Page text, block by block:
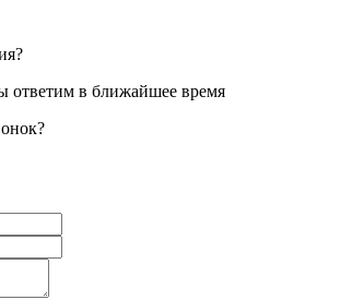
ответим в ближайшее время